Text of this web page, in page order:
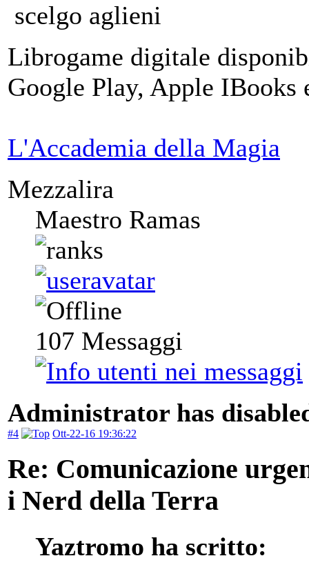
scelgo aglieni
Librogame digitale
Google Play, Apple
L'Accademia della Magia
Mezzalira
Maestro Ramas
107 Messaggi
Administrator has
#4 Ott-22-16 19:36:22
Re: Comunicazione
i Nerd della Terra
Yaztromo ha scritto: